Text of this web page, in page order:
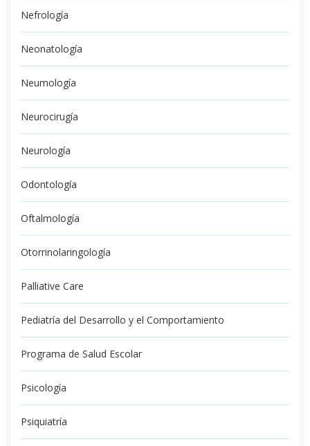
Nefrología
Neonatología
Neumología
Neurocirugía
Neurología
Odontología
Oftalmología
Otorrinolaringología
Palliative Care
Pediatría del Desarrollo y el Comportamiento
Programa de Salud Escolar
Psicología
Psiquiatría